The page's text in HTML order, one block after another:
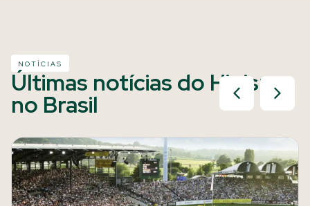
NOTÍCIAS
Últimas notícias do Hipismo
no Brasil